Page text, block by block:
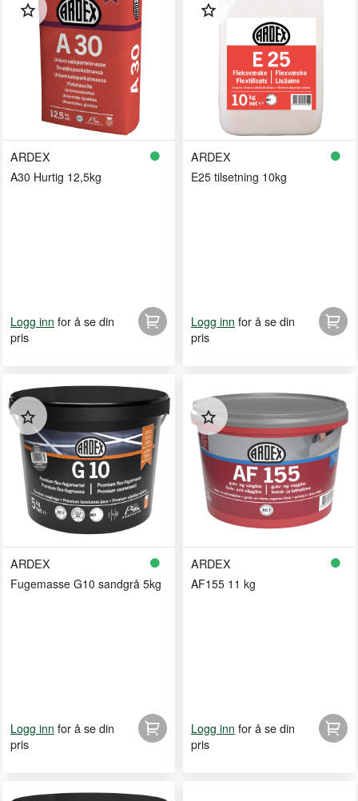
ARDEX
A30 Hurtig 12,5kg
Logg inn for å se din
pris
ARDEX
E25 tilsetning 10kg
Logg inn for å se din
pris
ARDEX
Fugemasse G10 sandgrå 5kg
Logg inn for å se din
pris
ARDEX
AF155 11 kg
Logg inn for å se din
pris